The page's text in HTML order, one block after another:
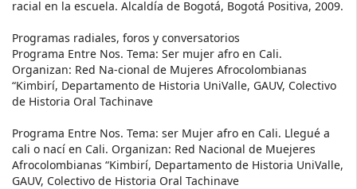
racial en la escuela. Alcaldía de Bogotá, Bogotá Positiva, 2009.
Programas radiales, foros y conversatorios
Programa Entre Nos. Tema: Ser mujer afro en Cali.
Organizan: Red Na-cional de Mujeres Afrocolombianas
“Kimbirí, Departamento de Historia UniValle, GAUV, Colectivo
de Historia Oral Tachinave
Programa Entre Nos. Tema: ser Mujer afro en Cali. Llegué a
cali o nací en Cali. Organizan: Red Nacional de Muejeres
Afrocolombianas “Kimbirí, Departamento de Historia UniValle,
GAUV, Colectivo de Historia Oral Tachinave